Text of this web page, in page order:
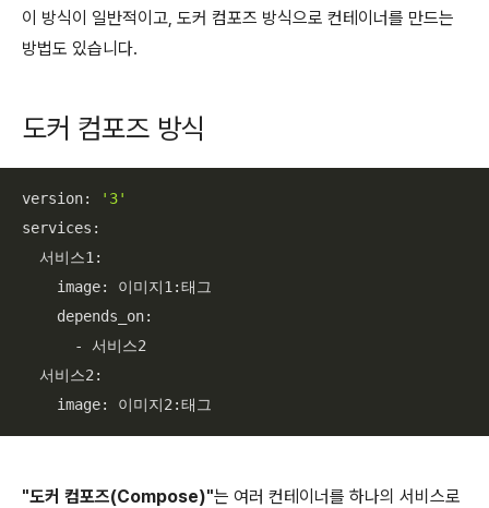
이 방식이 일반적이고, 도커 컴포즈 방식으로 컨테이너를 만드는
방법도 있습니다.
도커 컴포즈 방식
version:
'3'
services:
  서비스
1 :
    image: 이미지
1 :태그
    depends_on:
      - 서비스
2
  서비스
2 :
    image: 이미지
2 :태그
"도커 컴포즈(Compose)"는 여러 컨테이너를 하나의 서비스로